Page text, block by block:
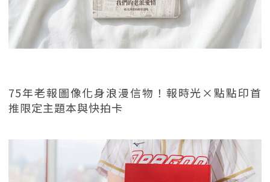
75年老報圖像化身浪漫信物！報時光×點點印首
推限定主題本與快拍卡